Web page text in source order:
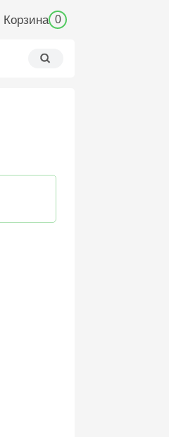
Корзина 0